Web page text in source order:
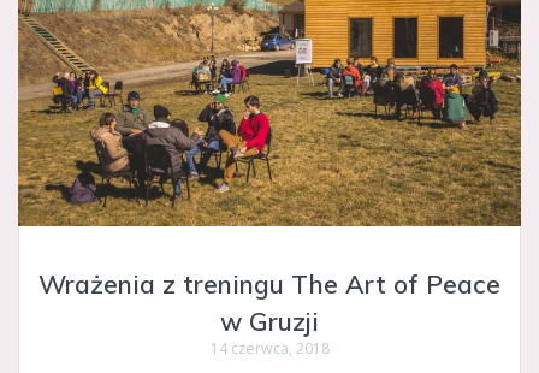
Wrażenia z treningu The Art of Peace
w Gruzji
14 czerwca, 2018